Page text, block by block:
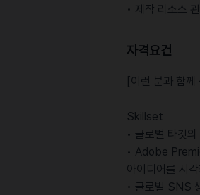
• 제작 리소스
자격요건
[이런 분과 함
Skillset
• 글로벌 타깃
• Adobe
아이디어를 시
• 글로벌 SNS